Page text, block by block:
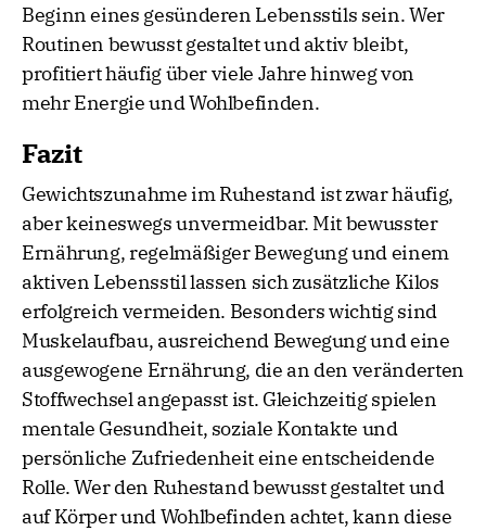
Beginn eines gesünderen Lebensstils sein. Wer
Routinen bewusst gestaltet und aktiv bleibt,
profitiert häufig über viele Jahre hinweg von
mehr Energie und Wohlbefinden.
Fazit
Gewichtszunahme im Ruhestand ist zwar häufig,
aber keineswegs unvermeidbar. Mit bewusster
Ernährung, regelmäßiger Bewegung und einem
aktiven Lebensstil lassen sich zusätzliche Kilos
erfolgreich vermeiden. Besonders wichtig sind
Muskelaufbau, ausreichend Bewegung und eine
ausgewogene Ernährung, die an den veränderten
Stoffwechsel angepasst ist. Gleichzeitig spielen
mentale Gesundheit, soziale Kontakte und
persönliche Zufriedenheit eine entscheidende
Rolle. Wer den Ruhestand bewusst gestaltet und
auf Körper und Wohlbefinden achtet, kann diese